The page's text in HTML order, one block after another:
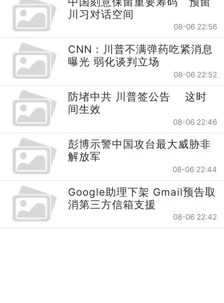
川习对话空间
08-06 22:56
CNN：川普不满弹药吃紧消息
曝光 弱化谈判立场
08-06 22:52
防堵中共 川普签公告 这时
间生效
08-06 22:46
彭博示警中国攻台最大威胁非
解放军
08-06 22:44
Google助理下架 Gmail预告取
消第三方信箱支援
08-06 22:42